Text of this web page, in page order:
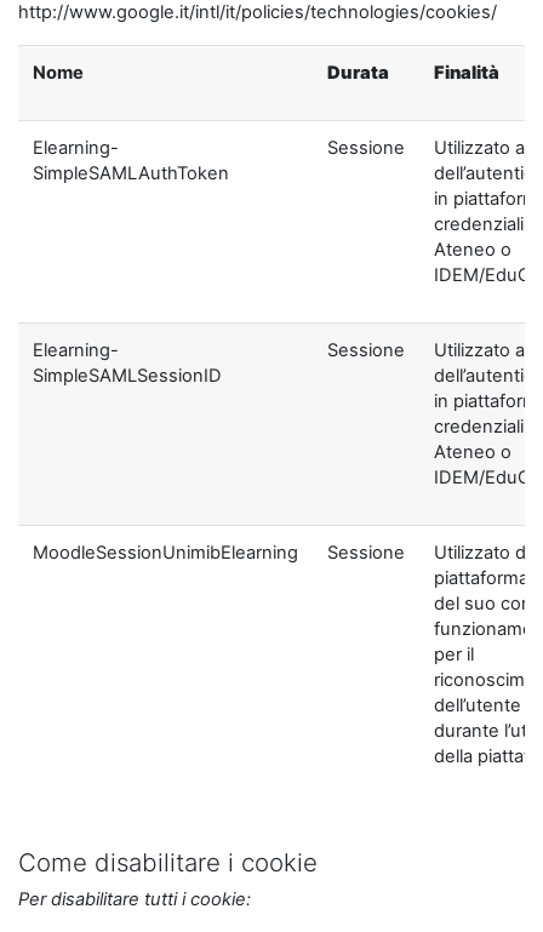
http://www.google.it/intl/it/policies/technologies/cookies/
Nome Durata Finalità
Elearning-
SimpleSAMLAuthToken
Sessione
Utilizzato ai
in
credenziali di
Ateneo o
IDEM/
Elearning-
SimpleSAMLSessionID
Sessione
Utilizzato ai
in
credenziali di
Ateneo o
IDEM/
MoodleSessionUnimibElearning Sessione
Utilizzato
piattaforma
del suo
per il
dell’utente
durante
della
Come disabilitare i cookie
Per disabilitare tutti i cookie: